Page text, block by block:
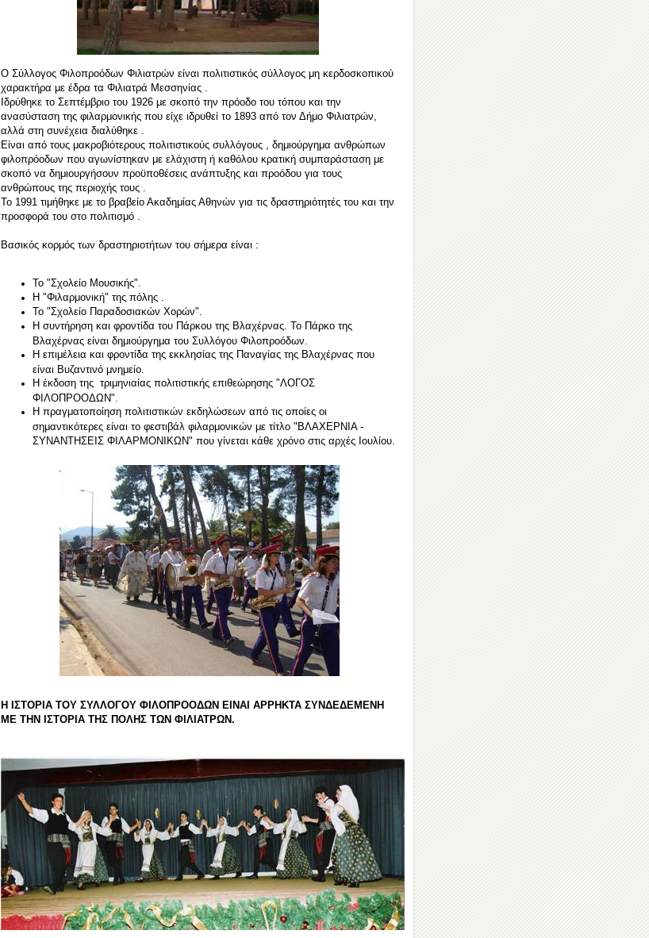
Ο Σύλλογος Φιλοπροόδων Φιλιατρών είναι πολιτιστικός σύλλογος μη κερδοσκοπικού
χαρακτήρα με έδρα τα Φιλιατρά Μεσσηνίας .
Ιδρύθηκε το Σεπτέμβριο του 1926 με σκοπό την πρόοδο του τόπου και την
ανασύσταση της φιλαρμονικής που είχε ιδρυθεί το 1893 από τον Δήμο Φιλιατρών,
αλλά στη συνέχεια διαλύθηκε .
Είναι από τους μακροβιότερους πολιτιστικούς συλλόγους , δημιούργημα ανθρώπων
φιλοπρόοδων που αγωνίστηκαν με ελάχιστη ή καθόλου κρατική συμπαράσταση με
σκοπό να δημιουργήσουν προϋποθέσεις ανάπτυξης και προόδου για τους
ανθρώπους της περιοχής τους .
Το 1991 τιμήθηκε με το βραβείο Ακαδημίας Αθηνών για τις δραστηριότητές του και την
προσφορά του στο πολιτισμό .
Βασικός κορμός των δραστηριοτήτων του σήμερα είναι :
Το "Σχολείο Μουσικής".
Η "Φιλαρμονική" της πόλης .
Το "Σχολείο Παραδοσιακών Χορών".
Η συντήρηση και φροντίδα του Πάρκου της Βλαχέρνας. Το Πάρκο της
Βλαχέρνας είναι δημιούργημα του Συλλόγου Φιλοπροόδων.
Η επιμέλεια και φροντίδα της εκκλησίας της Παναγίας της Βλαχέρνας που
είναι Βυζαντινό μνημείο.
Η έκδοση της τριμηνιαίας πολιτιστικής επιθεώρησης "ΛΟΓΟΣ
ΦΙΛΟΠΡΟΟΔΩΝ".
Η πραγματοποίηση πολιτιστικών εκδηλώσεων από τις οποίες οι
σημαντικότερες είναι το φεστιβάλ φιλαρμονικών με τίτλο "ΒΛΑΧΕΡΝΙΑ -
ΣΥΝΑΝΤΗΣΕΙΣ ΦΙΛΑΡΜΟΝΙΚΩΝ" που γίνεται κάθε χρόνο στις αρχές Ιουλίου.
Η ΙΣΤΟΡΙΑ ΤΟΥ ΣΥΛΛΟΓΟΥ ΦΙΛΟΠΡΟΟΔΩΝ ΕΙΝΑΙ ΑΡΡΗΚΤΑ ΣΥΝΔΕΔΕΜΕΝΗ
ΜΕ ΤΗΝ ΙΣΤΟΡΙΑ ΤΗΣ ΠΟΛΗΣ ΤΩΝ ΦΙΛΙΑΤΡΩΝ.